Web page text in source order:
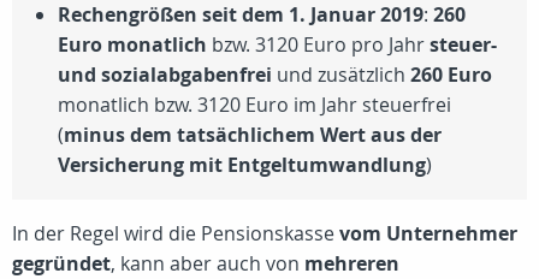
Rechengrößen seit dem 1. Januar 2019: 260
Euro monatlich bzw. 3120 Euro pro Jahrsteuer-
und sozialabgabenfrei und zusätzlich 260 Euro
monatlich bzw. 3120 Euro im Jahr steuerfrei
(minus dem tatsächlichem Wert aus der
Versicherung mit Entgeltumwandlung)
In der Regel wird die Pensionskassevom Unternehmer
gegründet, kann aber auch von mehreren